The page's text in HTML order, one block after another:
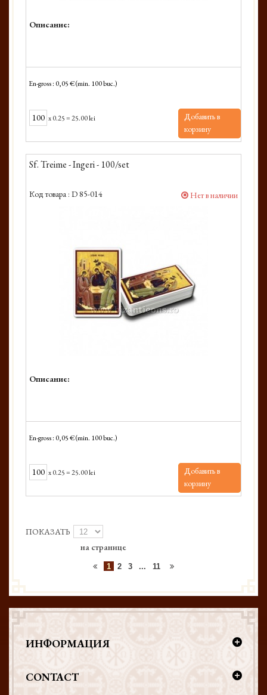
Описание:
En-gross : 0,05 € (min. 100 buc.)
x0.25=25.00 lei
Добавить в
корзину
Sf. Treime - Ingeri - 100/set
Код товара : D 85-014 Нет в наличии
Описание:
En-gross : 0,05 € (min. 100 buc.)
x0.25=25.00 lei
Добавить в
корзину
ПОКАЗАТЬ
на странице
1 2 3 ... 11
ИНФОРМАЦИЯ
CONTACT